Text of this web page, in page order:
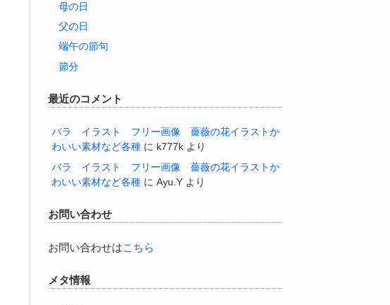
母の日
父の日
端午の節句
節分
最近のコメント
バラ イラスト フリー画像 薔薇の花イラストか
わいい素材など各種 に k777k より
バラ イラスト フリー画像 薔薇の花イラストか
わいい素材など各種 に Ayu.Y より
お問い合わせ
お問い合わせはこちら
メタ情報